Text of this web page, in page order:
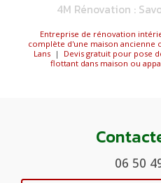
4M Rénovation :
Entreprise de rénovation
complète d'une maison ancienne
Lans | Devis gratuit pour pose
flottant dans maison ou
06 50